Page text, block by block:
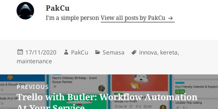
PakCu
I'm a simple personView all posts by PakCu
Posted
on
17/11/2020 Author
PakCu Categories
Semasa Tags
innova, kereta,
maintenance
Post
navigation
PREVIOUS
Previous
Trello with Butler: Workflow Automation